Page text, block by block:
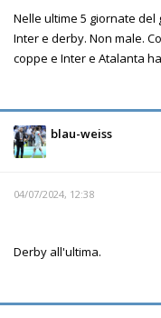
Nelle ultime 5 giornate
Inter e derby. Non male.
coppe e Inter e Atalanta
blau-weiss
04/07/2024, 12:38
Derby all'ultima.